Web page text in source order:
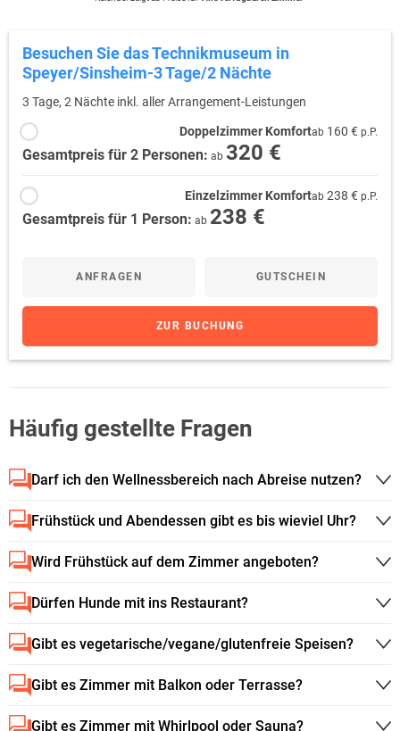
Besuchen Sie das Technikmuseum in
Speyer/Sinsheim-3 Tage/2 Nächte
3 Tage, 2 Nächte inkl. aller Arrangement-Leistungen
Doppelzimmer Komfortab 160 € p.P.
Gesamtpreis für 2 Personen: ab 320 €
Einzelzimmer Komfortab 238 € p.P.
Gesamtpreis für 1 Person: ab 238 €
ANFRAGEN GUTSCHEIN
ZUR BUCHUNG
Häufig gestellte Fragen
Darf ich den Wellnessbereich nach Abreise nutzen?
Frühstück und Abendessen gibt es bis wieviel Uhr?
Wird Frühstück auf dem Zimmer angeboten?
Dürfen Hunde mit ins Restaurant?
Gibt es vegetarische/vegane/glutenfreie Speisen?
Gibt es Zimmer mit Balkon oder Terrasse?
Gibt es Zimmer mit Whirlpool oder Sauna?